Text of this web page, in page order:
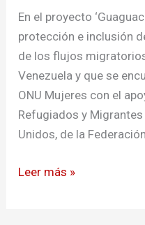
En el proyecto
protección e inclusión
de los flujos
Venezuela y que se
ONU Mujeres con el
Refugiados y
Unidos, de la
Leer más »